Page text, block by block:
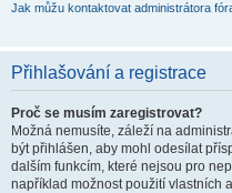
Jak můžu kontaktovat administrátora
Přihlašování a registrace
Proč se musím zaregistrovat?
Možná nemusíte, záleží na
být přihlášen, aby mohl odesílat
dalším funkcím, které nejsou pro
například možnost použití vlastních